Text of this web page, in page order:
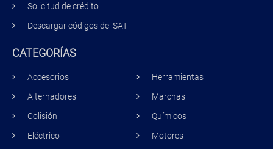
Solicitud de crédito
Descargar códigos del SAT
CATEGORÍAS
Accesorios
Alternadores
Colisión
Eléctrico
Herramientas
Marchas
Químicos
Motores